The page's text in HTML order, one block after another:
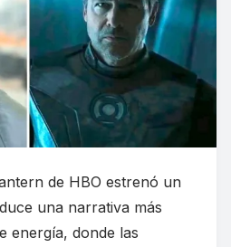
de HBO estrenó un
una narrativa más
energía, donde las